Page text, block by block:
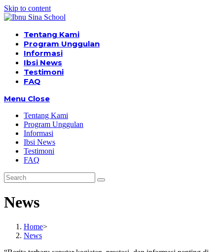
Skip to content
Tentang Kami
Program Unggulan
Informasi
Ibsi News
Testimoni
FAQ
Menu Close
Tentang Kami
Program Unggulan
Informasi
Ibsi News
Testimoni
FAQ
News
Home>
News